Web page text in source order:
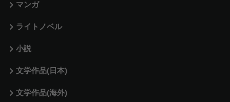
マンガ
ライトノベル
小説
文学作品(日本)
文学作品(海外)